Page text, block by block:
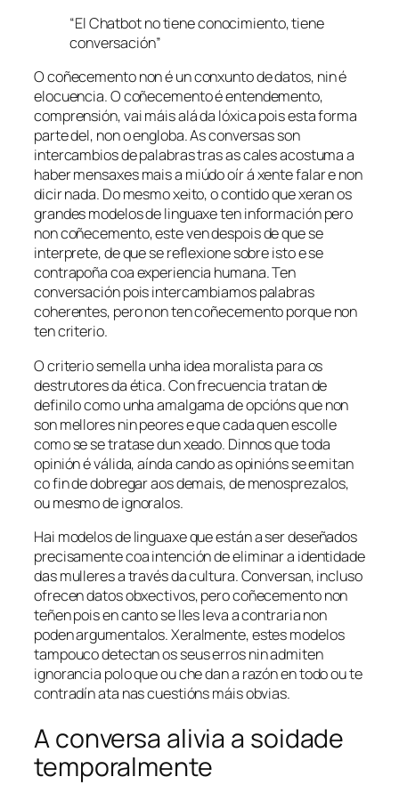
“El Chatbot no tiene conocimiento, tiene
conversación”
O coñecemento non é un conxunto de datos, nin é
elocuencia. O coñecemento é entendemento,
comprensión, vai máis alá da lóxica pois esta forma
parte del, non o engloba. As conversas son
intercambios de palabras tras as cales acostuma a
haber mensaxes mais a miúdo oír á xente falar e non
dicir nada. Do mesmo xeito, o contido que xeran os
grandes modelos de linguaxe ten información pero
non coñecemento, este ven despois de que se
interprete, de que se reflexione sobre isto e se
contrapoña coa experiencia humana. Ten
conversación pois intercambiamos palabras
coherentes, pero non ten coñecemento porque non
ten criterio.
O criterio semella unha idea moralista para os
destrutores da ética. Con frecuencia tratan de
definilo como unha amalgama de opcións que non
son mellores nin peores e que cada quen escolle
como se se tratase dun xeado. Dinnos que toda
opinión é válida, aínda cando as opinións se emitan
co fin de dobregar aos demais, de menosprezalos,
ou mesmo de ignoralos.
Hai modelos de linguaxe que están a ser deseñados
precisamente coa intención de eliminar a identidade
das mulleres a través da cultura. Conversan, incluso
ofrecen datos obxectivos, pero coñecemento non
teñen pois en canto se lles leva a contraria non
poden argumentalos. Xeralmente, estes modelos
tampouco detectan os seus erros nin admiten
ignorancia polo que ou che dan a razón en todo ou te
contradín ata nas cuestións máis obvias.
A conversa alivia a soidade
temporalmente